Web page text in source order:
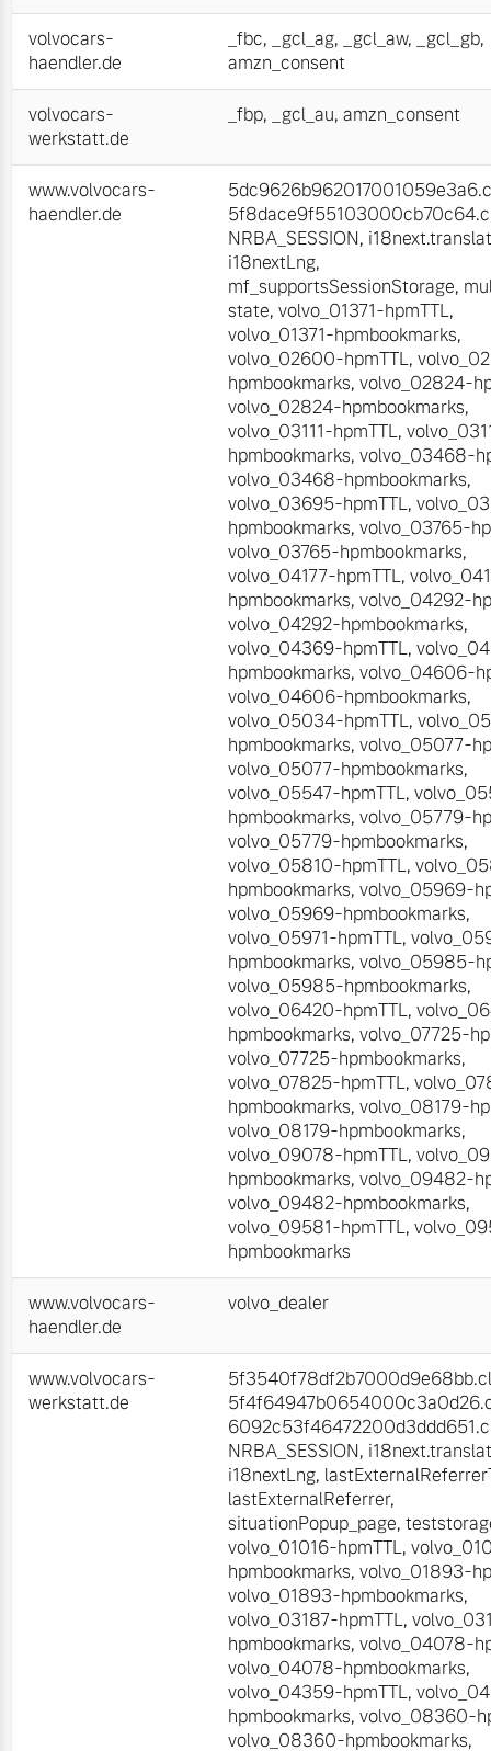
volvocars-
haendler.de
_fbc, _gcl_ag, _gcl_aw, _gcl_gb,
amzn_consent
volvocars-
werkstatt.de
_fbp, _gcl_au,amzn_consent
www.volvocars-
haendler.de
NRBA_SESSION,
i18nextLng,
mf_supportsSessionStorage,
state,volvo_01371-hpmTTL,
volvo_01371-hpmbookmarks,
volvo_02600-hpmTTL,
hpmbookmarks,volvo_02824-
volvo_02824-hpmbookmarks,
volvo_03111-hpmTTL,
hpmbookmarks,volvo_03468-
volvo_03468-hpmbookmarks,
volvo_03695-hpmTTL,
hpmbookmarks,volvo_03765-
volvo_03765-hpmbookmarks,
volvo_04177-hpmTTL,
hpmbookmarks,volvo_04292-
volvo_04292-hpmbookmarks,
volvo_04369-hpmTTL,
hpmbookmarks,volvo_04606-
volvo_04606-hpmbookmarks,
volvo_05034-hpmTTL,
hpmbookmarks,volvo_05077-
volvo_05077-hpmbookmarks,
volvo_05547-hpmTTL,
hpmbookmarks,volvo_05779-
volvo_05779-hpmbookmarks,
volvo_05810-hpmTTL,
hpmbookmarks,volvo_05969-
volvo_05969-hpmbookmarks,
volvo_05971-hpmTTL,
hpmbookmarks,volvo_05985-
volvo_05985-hpmbookmarks,
volvo_06420-hpmTTL,
hpmbookmarks,volvo_07725-
volvo_07725-hpmbookmarks,
volvo_07825-hpmTTL,
hpmbookmarks,volvo_08179-
volvo_08179-hpmbookmarks,
volvo_09078-hpmTTL,
hpmbookmarks,volvo_09482-
volvo_09482-hpmbookmarks,
volvo_09581-hpmTTL,
hpmbookmarks
www.volvocars-
haendler.de
volvo_dealer
www.volvocars-
werkstatt.de
NRBA_SESSION,
i18nextLng,
lastExternalReferrer,
situationPopup_page,
volvo_01016-hpmTTL,
hpmbookmarks,volvo_01893-
volvo_01893-hpmbookmarks,
volvo_03187-hpmTTL,
hpmbookmarks,volvo_04078-
volvo_04078-hpmbookmarks,
volvo_04359-hpmTTL,
hpmbookmarks,volvo_08360-
volvo_08360-hpmbookmarks,